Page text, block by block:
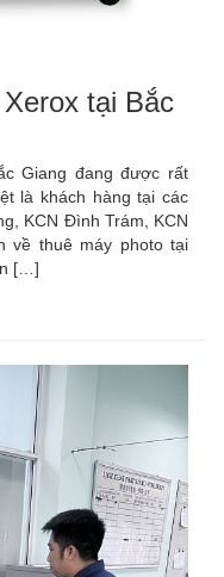
tại Bắc
Giang đang được rất
là khách hàng tại các
KCN Đình Trám, KCN
về thuê máy photo tại
[…]